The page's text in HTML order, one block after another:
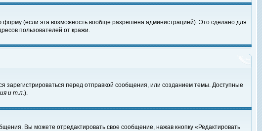
форму (если эта возможность вообще разрешена администрацией). Это сделано для
пользователей от кражи.
перед отправкой сообщения, или созданием темы. Доступные
и т.п.).
Вы можете отредактировать свое сообщение, нажав кнопку «Редактировать